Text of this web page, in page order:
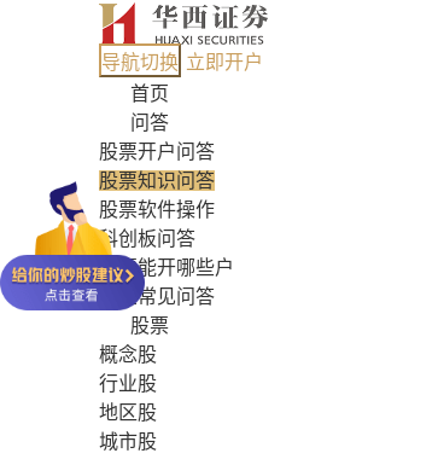
导航切换 立即开户
首页
问答
股票开户问答
股票知识问答
股票软件操作
科创板问答
股票能开哪些户
基金常见问答
股票
概念股
行业股
地区股
城市股